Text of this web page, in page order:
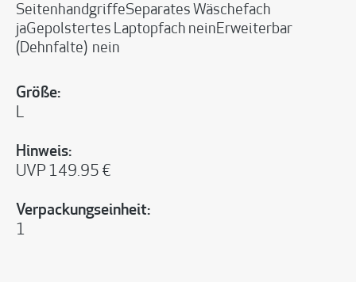
SeitenhandgriffeSeparates Wäschefach
jaGepolstertes Laptopfach neinErweiterbar
(Dehnfalte) nein
Größe:
L
Hinweis:
UVP 149.95 €
Verpackungseinheit:
1